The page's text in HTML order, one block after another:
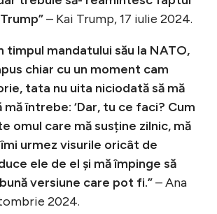
– Kai Trump, 17 iulie 2024.
timpul mandatului său la NATO,
chiar cu un moment cam
tata nu uita niciodată să mă
mă întrebe: ‘Dar, tu ce faci? Cum
omul care mă susține zilnic, mă
urmez visurile oricât de
ele de el și mă împinge să
versiune care pot fi.”– Ana
2024.